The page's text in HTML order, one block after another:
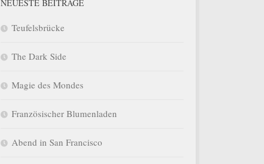
NEUESTE BEITRÄGE
Teufelsbrücke
The Dark Side
Magie des Mondes
Französischer Blumenladen
Abend in San Francisco